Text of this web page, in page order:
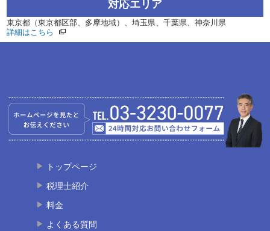
対応エリア
東京都（東京都区部、多摩地域）、埼玉県、千葉県、神奈川県
詳細はこちら
トップページ
税理士紹介
料金
よくある質問